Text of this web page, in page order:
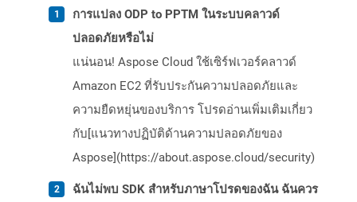
การแปลง ODP to PPTM ในระบบคลาวด์
ปลอดภัยหรือไม่
แน่นอน! Aspose Cloud ใช้เซิร์ฟเวอร์คลาวด์
Amazon EC2 ที่รับประกันความปลอดภัยและ
ความยืดหยุ่นของบริการ โปรดอ่านเพิ่มเติมเกี่ยว
กับ[แนวทางปฏิบัติด้านความปลอดภัยของ
Aspose](https://about.aspose.cloud/security)
ฉันไม่พบ SDK สำหรับภาษาโปรดของฉัน ฉันควร